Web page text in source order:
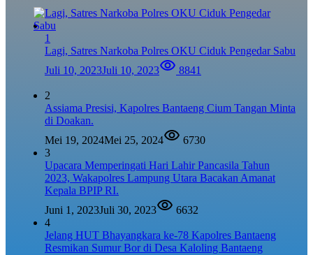
1
Lagi, Satres Narkoba Polres OKU Ciduk Pengedar Sabu
Juli 10, 2023Juli 10, 2023 8841
2
Assiama Presisi, Kapolres Bantaeng Cium Tangan Minta
di Doakan.
Mei 19, 2024Mei 25, 2024
6730
3
Upacara Memperingati Hari Lahir Pancasila Tahun
2023, Wakapolres Lampung Utara Bacakan Amanat
Kepala BPIP RI.
Juni 1, 2023Juli 30, 2023
6632
4
Jelang HUT Bhayangkara ke-78 Kapolres Bantaeng
Resmikan Sumur Bor di Desa Kaloling Bantaeng